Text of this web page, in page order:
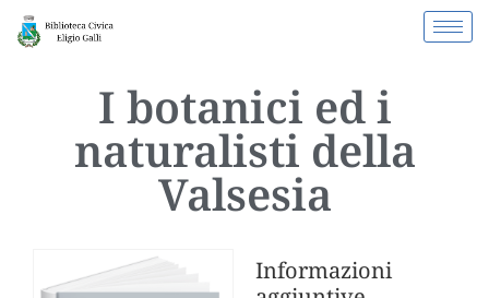
I botanici ed i
naturalisti della
Valsesia
Informazioni